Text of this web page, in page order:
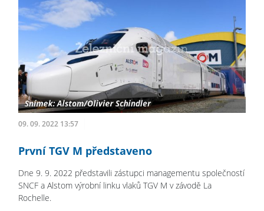
09. 09. 2022 13:57
První TGV M představeno
Dne 9. 9. 2022 představili zástupci managementu společností
SNCF a Alstom výrobní linku vlaků TGV M v závodě La
Rochelle.